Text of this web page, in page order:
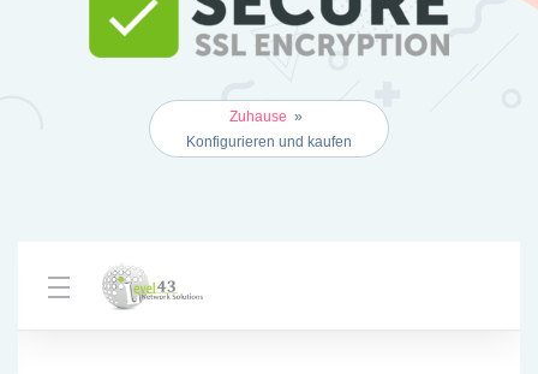
Zuhause »
Konfigurieren und kaufen